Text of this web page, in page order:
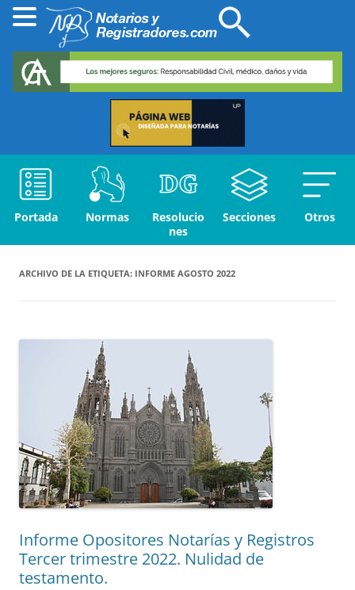
Portada Normas
Resolucio
nes
Secciones Otros
ARCHIVO DE LA ETIQUETA: INFORME AGOSTO 2022
Informe Opositores Notarías y Registros
Tercer trimestre 2022. Nulidad de
testamento.